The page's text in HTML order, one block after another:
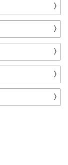
〉
〉
〉
〉
〉